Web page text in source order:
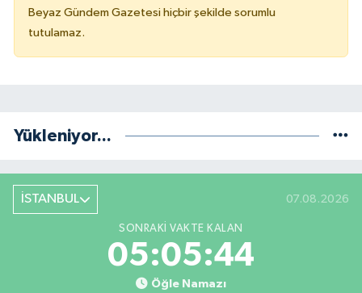
Beyaz Gündem Gazetesi hiçbir şekilde sorumlu
tutulamaz.
Yükleniyor...
İSTANBUL 07.08.2026
SONRAKI VAKTE KALAN
05:05:44
Öğle Namazı